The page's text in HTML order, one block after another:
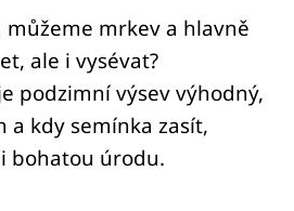
můžeme mrkev a hlavně
ale i vysévat?
podzimní výsev výhodný,
a kdy semínka zasít,
bohatou úrodu.